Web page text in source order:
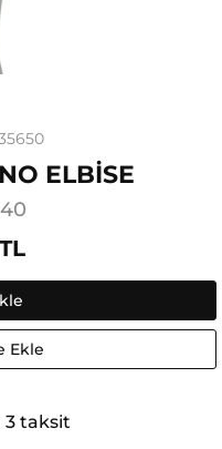
ELBİSE
Ekle
3 taksit